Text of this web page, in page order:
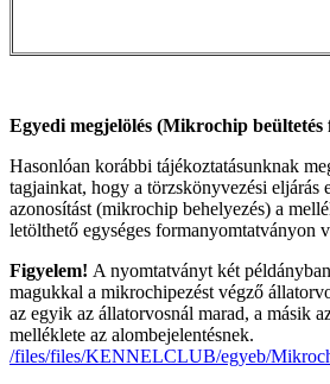
Egyedi megjelölés (Mikrochip beültetés
Hasonlóan korábbi tájékoztatásunknak
tagjainkat, hogy a törzskönyvezési eljárás
azonosítást (mikrochip behelyezés) a
letölthető egységes formanyomtatványon
Figyelem! A nyomtatványt két
magukkal a mikrochipezést végző
az egyik az állatorvosnál marad, a másik
melléklete az alombejelentésnek.
/files/files/KENNELCLUB/egyeb/